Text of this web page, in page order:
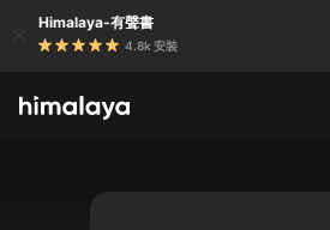
Himalaya-有聲書
4.8k 安裝